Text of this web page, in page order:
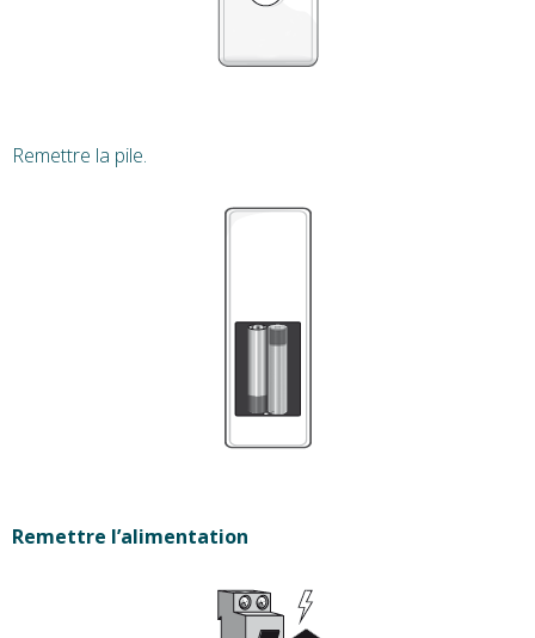
Remettre la pile.
Remettre l’alimentation